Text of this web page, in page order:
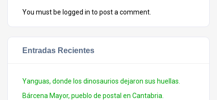
You must be logged in to post a comment.
Entradas Recientes
Yanguas, donde los dinosaurios dejaron sus huellas.
Bárcena Mayor, pueblo de postal en Cantabria.